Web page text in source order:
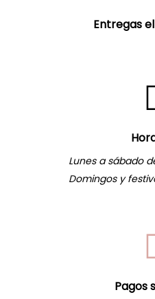
Entregas
Lunes a sábado
Domingos y
Pagos